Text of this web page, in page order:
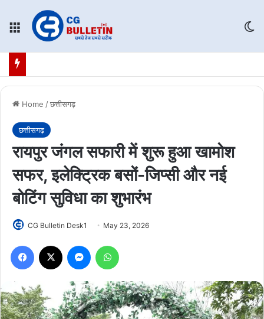
Menu
Home /छत्तीसगढ़
छत्तीसगढ़
रायपुर जंगल सफारी में शुरू हुआ खामोश
सफर, इलेक्ट्रिक बसों-जिप्सी और नई
बोटिंग सुविधा का शुभारंभ
CG Bulletin Desk1 May 23, 2026
Facebook Messenger